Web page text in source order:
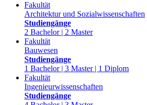
Fakultät
Architektur und Sozialwissenschaften
Studiengänge
2 Bachelor | 2 Master
Fakultät
Bauwesen
Studiengänge
1 Bachelor | 3 Master | 1 Diplom
Fakultät
Ingenieurwissenschaften
Studiengänge